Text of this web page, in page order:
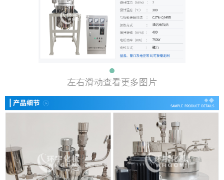
左右滑动查看更多图片